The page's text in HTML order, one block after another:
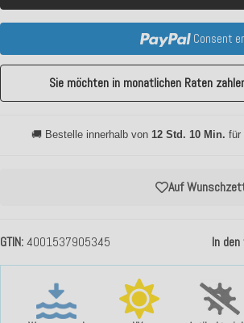
GTIN 4001537905345 In
Auf
Consent
Sie möchten in monatlichen Raten
🚚 Bestelle innerhalb von 12 Std. 10 Min. für